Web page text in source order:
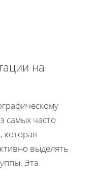
на
самых часто
которая
выделять
Эта